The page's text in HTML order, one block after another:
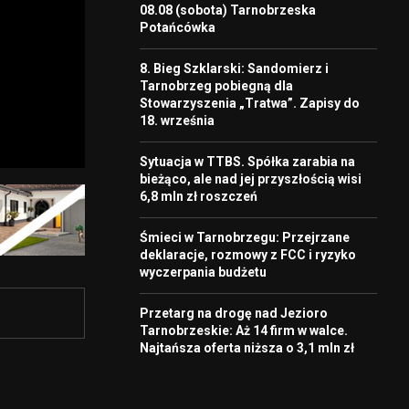
08.08 (sobota) Tarnobrzeska
Potańcówka
8. Bieg Szklarski: Sandomierz i
Tarnobrzeg pobiegną dla
Stowarzyszenia „Tratwa”. Zapisy do
18. września
Sytuacja w TTBS. Spółka zarabia na
bieżąco, ale nad jej przyszłością wisi
6,8 mln zł roszczeń
Śmieci w Tarnobrzegu: Przejrzane
deklaracje, rozmowy z FCC i ryzyko
wyczerpania budżetu
Przetarg na drogę nad Jezioro
Tarnobrzeskie: Aż 14 firm w walce.
Najtańsza oferta niższa o 3,1 mln zł